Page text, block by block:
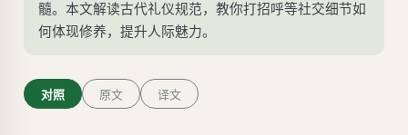
髓。本文解读古代礼仪规范，教你打招呼等社交细节如
何体现修养，提升人际魅力。
对照 原文 译文